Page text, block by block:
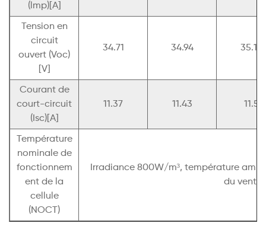
(lmp)[A]
Tension en
circuit
ouvert (Voc)
[V]
34.71 34.94 35.14
Courant de
court-circuit
(Isc)[A]
11.37 11.43 11.5
Température
nominale de
fonctionnem
ent de la
cellule
(NOCT)
Irradiance 800W/m³, température
du vent